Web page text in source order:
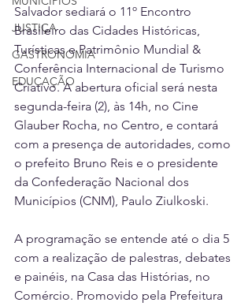
JUSTIÇA
GASTRONOMIA
EDUCAÇÃO
Salvador sediará o 11º Encontro
Brasileiro das Cidades Históricas,
Turísticas e Patrimônio Mundial &
Conferência Internacional de Turismo
Criativo. A abertura oficial será nesta
segunda-feira (2), às 14h, no Cine
Glauber Rocha, no Centro, e contará
com a presença de autoridades, como
o prefeito Bruno Reis e o presidente
da Confederação Nacional dos
Municípios (CNM), Paulo Ziulkoski.
A programação se entende até o dia 5
com a realização de palestras, debates
e painéis, na Casa das Histórias, no
Comércio. Promovido pela Prefeitura